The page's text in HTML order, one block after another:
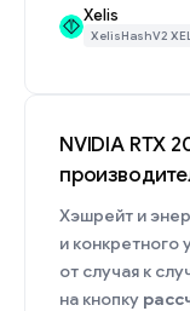
Xelis
XelisHashV2
NVIDIA RTX
Хэшрейт и
и конкретного
от случая к
на кнопку